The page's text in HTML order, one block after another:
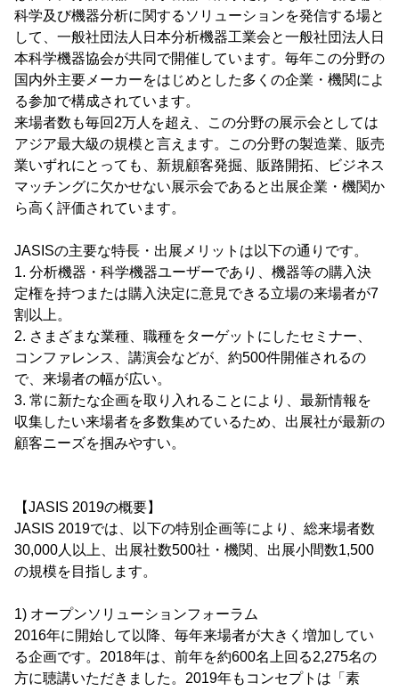
科学及び機器分析に関するソリューションを発信する場と
して、一般社団法人日本分析機器工業会と一般社団法人日
本科学機器協会が共同で開催しています。毎年この分野の
国内外主要メーカーをはじめとした多くの企業・機関によ
る参加で構成されています。
来場者数も毎回2万人を超え、この分野の展示会としては
アジア最大級の規模と言えます。この分野の製造業、販売
業いずれにとっても、新規顧客発掘、販路開拓、ビジネス
マッチングに欠かせない展示会であると出展企業・機関か
ら高く評価されています。
JASISの主要な特長・出展メリットは以下の通りです。
1. 分析機器・科学機器ユーザーであり、機器等の購入決
定権を持つまたは購入決定に意見できる立場の来場者が7
割以上。
2. さまざまな業種、職種をターゲットにしたセミナー、
コンファレンス、講演会などが、約500件開催されるの
で、来場者の幅が広い。
3. 常に新たな企画を取り入れることにより、最新情報を
収集したい来場者を多数集めているため、出展社が最新の
顧客ニーズを掴みやすい。
【JASIS 2019の概要】
JASIS 2019では、以下の特別企画等により、総来場者数
30,000人以上、出展社数500社・機関、出展小間数1,500
の規模を目指します。
1) オープンソリューションフォーラム
2016年に開始して以降、毎年来場者が大きく増加してい
る企画です。2018年は、前年を約600名上回る2,275名の
方に聴講いただきました。2019年もコンセプトは「素